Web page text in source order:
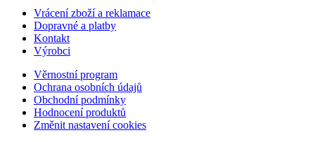
Vrácení zboží a reklamace
Dopravné a platby
Kontakt
Výrobci
Věrnostní program
Ochrana osobních údajů
Obchodní podmínky
Hodnocení produktů
Změnit nastavení cookies